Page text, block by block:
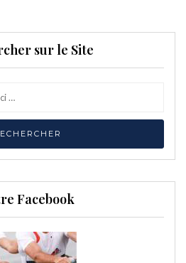
sur le Site
Facebook